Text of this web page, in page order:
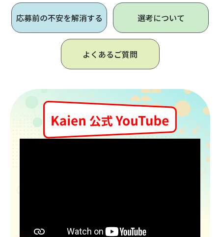
応募前の不安を解消する 選考について
よくあるご質問